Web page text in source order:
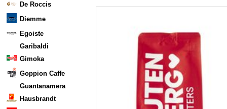
De Roccis
Diemme
Egoiste
Garibaldi
Gimoka
Goppion Caffe
Guantanamera
Hausbrandt